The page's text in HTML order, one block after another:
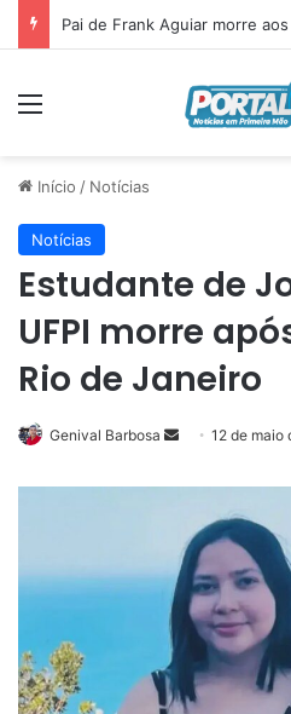
Pai de Frank Aguiar morre
Início / Notícias
Notícias
Estudante de
UFPI morre
Rio de Janeiro
Genival Barbosa
Mande
mail
12 de maio